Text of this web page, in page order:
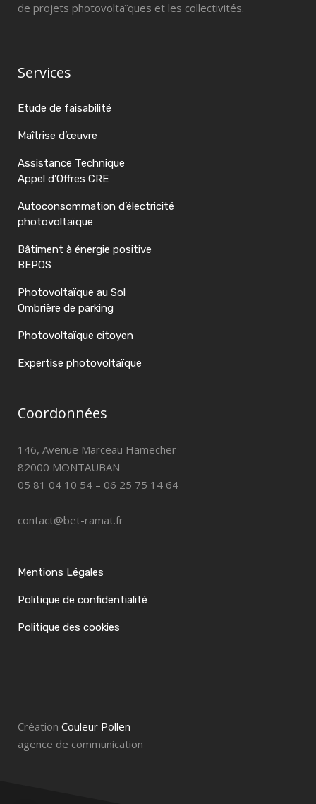
de projets photovoltaïques et les collectivités.
Services
Etude de faisabilité
Maîtrise d’œuvre
Assistance Technique
Appel d’Offres CRE
Autoconsommation d’électricité
photovoltaïque
Bâtiment à énergie positive
BEPOS
Photovoltaïque au Sol
Ombrière de parking
Photovoltaïque citoyen
Expertise photovoltaïque
Coordonnées
146, Avenue Marceau Hamecher
82000 MONTAUBAN
05 81 04 10 54 – 06 25 75 14 64
contact@bet-ramat.fr
Mentions Légales
Politique de confidentialité
Politique des cookies
Création Couleur Pollen
agence de communication